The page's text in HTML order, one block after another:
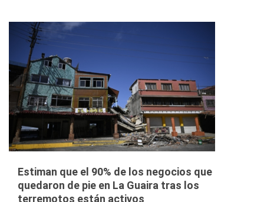
Estiman que el 90% de los negocios que
quedaron de pie en La Guaira tras los
terremotos están activos